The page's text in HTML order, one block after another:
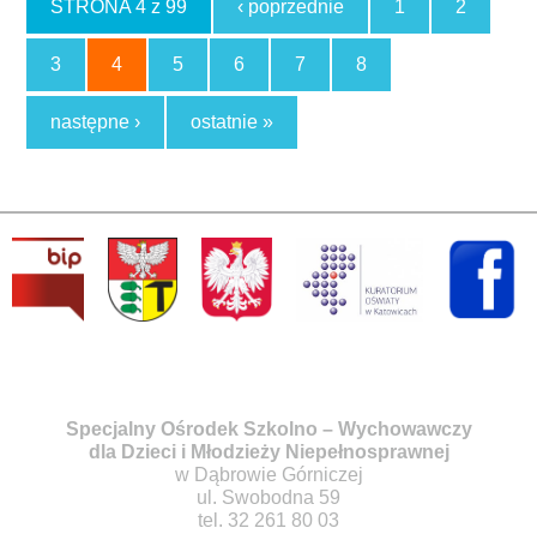
STRONA 4 z 99 ‹ poprzednie 1 2
3 4 5 6 7 8
następne › ostatnie »
Specjalny Ośrodek Szkolno – Wychowawczy
dla Dzieci i Młodzieży Niepełnosprawnej
w Dąbrowie Górniczej
ul. Swobodna 59
tel. 32 261 80 03